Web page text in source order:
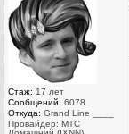
Стаж: 17 лет
Сообщений: 6078
Откуда: Grand Line ____
Провайдер: МТС